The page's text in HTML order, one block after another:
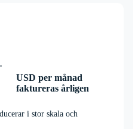
USD per månad
faktureras årligen
i stor skala och